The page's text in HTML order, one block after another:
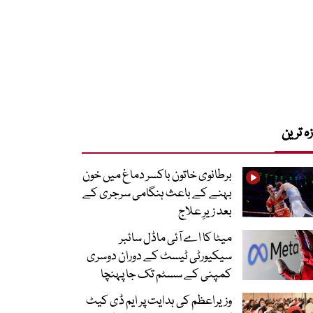
ترین
برطانوی خاتون باکسر دماغ میں خون
بہنے کے باعث ہنگامی سرجری کے
بعد زیرِ علاج
میٹا کا اے آئی ماڈل سائبر
سیکیورٹی ٹیسٹ کے دوران دوسری
کمپنی کے سسٹم تک جا پہنچا
وزیراعظم کی ہدایت پر ایم ڈی کیٹ